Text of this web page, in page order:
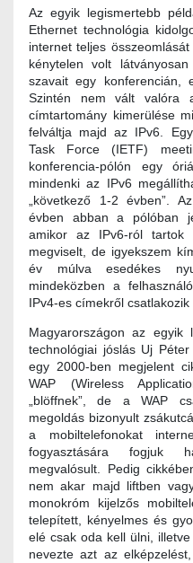
Az egyik legismertebb
Ethernet technológia
internet teljes
kénytelen volt
szavait egy konferencián,
Szintén nem vált valóra
címtartomány kimerülése
felváltja majd az IPv6.
Task Force (IETF)
konferencia-pólón egy
mindenki az IPv6
„következő 1-2 évben”.
évben abban a pólóban
amikor az IPv6-ról
megviselt, de igyekszem
év múlva esedékes
mindeközben a
IPv4-es címekről
Magyarországon az egyik
technológiai jóslás Uj
egy 2000-ben megjelent
WAP (Wireless
„blöffnek”, de a WAP
megoldás bizonyult
a mobiltelefonokat
fogyasztására fogjuk
megvalósult. Pedig
nem akar majd liftben
monokróm kijelzős
telepített, kényelmes és
elé csak oda kell ülni,
nevezte azt az